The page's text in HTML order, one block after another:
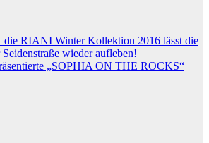
die RIANI Winter Kollektion 2016 lässt die
wieder aufleben!
„SOPHIA ON THE ROCKS“